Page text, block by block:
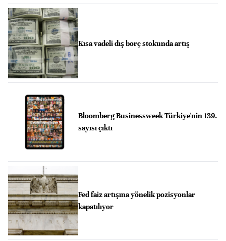
Kısa vadeli dış borç stokunda artış
Bloomberg Businessweek Türkiye'nin 139.
sayısı çıktı
Fed faiz artışına yönelik pozisyonlar
kapatılıyor